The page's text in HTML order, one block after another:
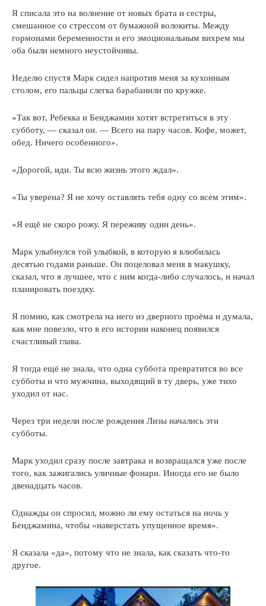
Я списала это на волнение от новых брата и сестры,
смешанное со стрессом от бумажной волокиты. Между
гормонами беременности и его эмоциональным вихрем мы
оба были немного неустойчивы.
Неделю спустя Марк сидел напротив меня за кухонным
столом, его пальцы слегка барабанили по кружке.
«Так вот, Ребекка и Бенджамин хотят встретиться в эту
субботу, — сказал он. — Всего на пару часов. Кофе, может,
обед. Ничего особенного».
«Дорогой, иди. Ты всю жизнь этого ждал».
«Ты уверена? Я не хочу оставлять тебя одну со всем этим».
«Я ещё не скоро рожу. Я переживу один день».
Марк улыбнулся той улыбкой, в которую я влюбилась
десятью годами раньше. Он поцеловал меня в макушку,
сказал, что я лучшее, что с ним когда-либо случалось, и начал
планировать поездку.
Я помню, как смотрела на него из дверного проёма и думала,
как мне повезло, что в его истории наконец появился
счастливый глава.
Я тогда ещё не знала, что одна суббота превратится во все
субботы и что мужчина, выходящий в ту дверь, уже тихо
уходил от нас.
Через три недели после рождения Лизы начались эти
субботы.
Марк уходил сразу после завтрака и возвращался уже после
того, как зажигались уличные фонари. Иногда его не было
двенадцать часов.
Однажды он спросил, можно ли ему остаться на ночь у
Бенджамина, чтобы «наверстать упущенное время».
Я сказала «да», потому что не знала, как сказать что-то
другое.